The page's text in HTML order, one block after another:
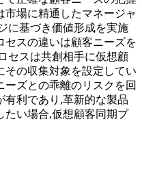
市場に精通したマネージャ
に基づき価値形成を実施
セスの違いは顧客ニーズを
セスは共創相手に仮想顧
その収集対象を設定してい
ーズとの乖離のリスクを回
有利であり,革新的な製品
たい場合,仮想顧客同期プ